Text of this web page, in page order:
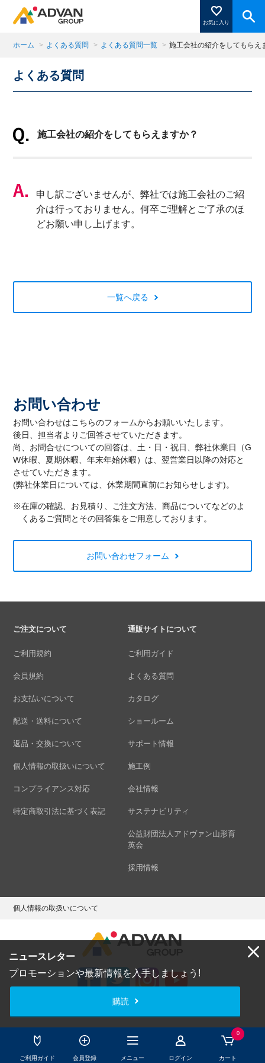
お気に入り
ご利用ガイド 会員登録 メニュー ログイン
0
カート
商品ページにある「お気に入り登録」を押すと登録した
商品がここに表示されます。
ニュースレター
プロモーションや最新情報を入手しましょう!
購読
ホーム > よくある質問 > よくある質問一覧 > 施工会社の紹介をしてもらえ
よくある質問
施工会社の紹介をしてもらえますか？
申し訳ございませんが、弊社では施工会社のご紹
介は行っておりません。何卒ご理解とご了承のほ
どお願い申し上げます。
一覧へ戻る
お問い合わせ
お問い合わせはこちらのフォームからお願いいたします。
後日、担当者よりご回答させていただきます。
尚、お問合せについての回答は、土・日・祝日、弊社休業日（G
W休暇、夏期休暇、年末年始休暇）は、翌営業日以降の対応と
させていただきます。
(弊社休業日については、休業期間直前にお知らせします)。
※在庫の確認、お見積り、ご注文方法、商品についてなどのよ
くあるご質問とその回答集をご用意しております。
お問い合わせフォーム
ご注文について
ご利用規約
会員規約
お支払いについて
配送・送料について
返品・交換について
個人情報の取扱いについて
コンプライアンス対応
特定商取引法に基づく表記
通販サイトについて
ご利用ガイド
よくある質問
カタログ
ショールーム
サポート情報
施工例
会社情報
サステナビリティ
公益財団法人アドヴァン山形育
英会
採用情報
個人情報の取扱いについて